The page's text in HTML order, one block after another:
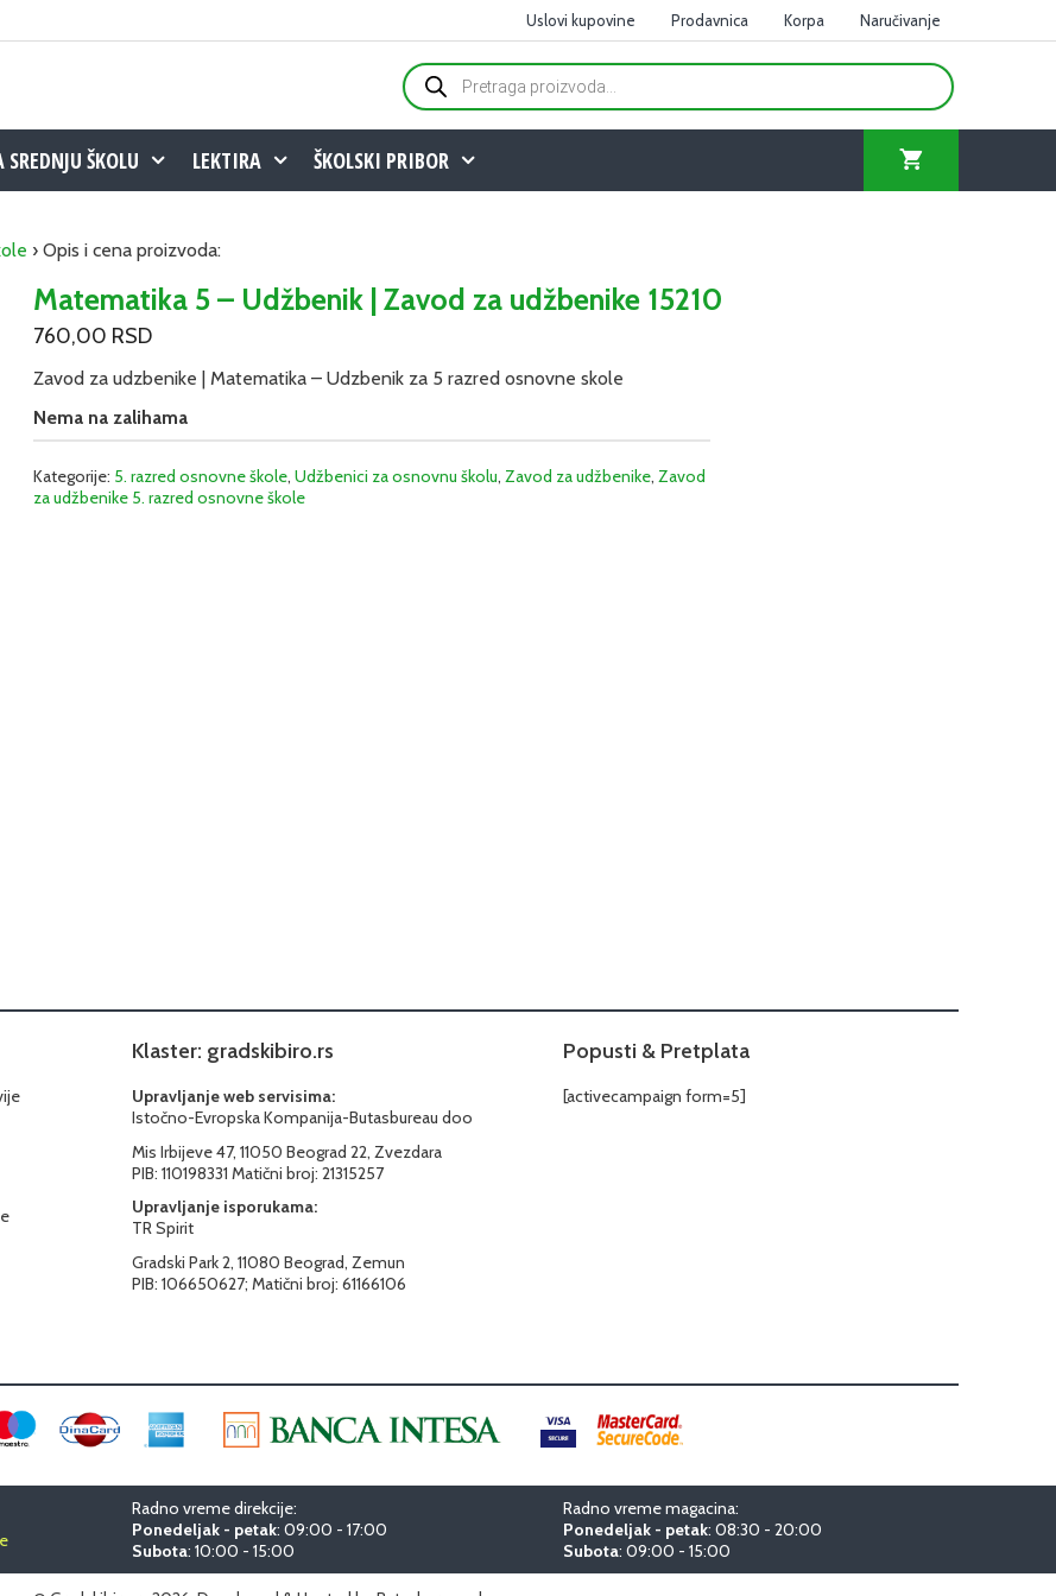
Uslovi kupovine Prodavnica Korpa Naručivanje
Products
search
ŠKOLU LEKTIRA ŠKOLSKI PRIBOR
› Opis i cena proizvoda:
Matematika 5 – Udžbenik | Zavod za udžbenike 15210
760,00 RSD
Zavod za udzbenike | Matematika – Udzbenik za 5 razred osnovne skole
Nema na zalihama
Kategorije: 5. razred osnovne škole,Udžbenici za osnovnu školu,Zavod za udžbenike,Zavod
za udžbenike 5. razred osnovne škole
Klaster: gradskibiro.rs
Upravljanje web servisima:
Istočno-Evropska Kompanija-Butasbureau doo
Mis Irbijeve 47, 11050 Beograd 22, Zvezdara
PIB: 110198331 Matični broj: 21315257
Upravljanje isporukama:
TR Spirit
Gradski Park 2, 11080 Beograd, Zemun
PIB: 106650627; Matični broj: 61166106
Popusti & Pretplata
[activecampaign form=5]
Radno vreme direkcije:
Ponedeljak - petak: 09:00 - 17:00
Subota: 10:00 - 15:00
Radno vreme magacina:
Ponedeljak - petak: 08:30 - 20:00
Subota: 09:00 - 15:00